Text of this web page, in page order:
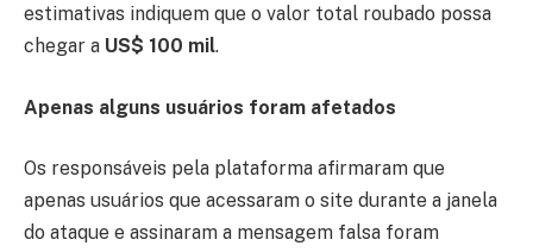
estimativas indiquem que o valor total roubado possa
chegar a US$ 100 mil.
Apenas alguns usuários foram afetados
Os responsáveis pela plataforma afirmaram que
apenas usuários que acessaram o site durante a janela
do ataque e assinaram a mensagem falsa foram